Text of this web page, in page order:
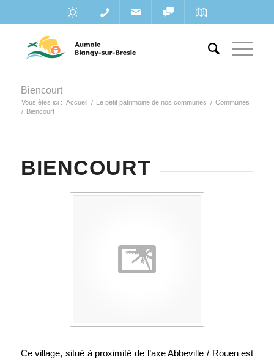
Biencourt
Vous êtes ici : Accueil / Le petit patrimoine de nos communes / Communes
/ Biencourt
BIENCOURT
Ce village, situé à proximité de l’axe Abbeville / Rouen est